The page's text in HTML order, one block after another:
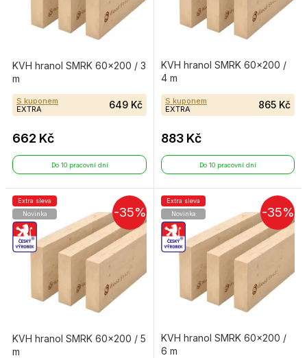
KVH hranol SMRK 60×200 / 3
m
S kuponem
EXTRA
649 Kč
662 Kč
Do 10 pracovní dní
KVH hranol SMRK 60×200 /
4 m
S kuponem
EXTRA
865 Kč
883 Kč
Do 10 pracovní dní
-35%
Extra sleva
Novinka
KVH hranol SMRK 60×200 / 5
m
-35%
Extra sleva
Novinka
KVH hranol SMRK 60×200 /
6 m